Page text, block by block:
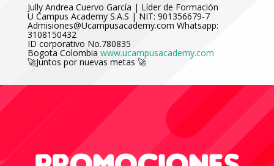
Jully Andrea Cuervo García | Líder de Formación
U Campus Academy S.A.S | NIT: 901356679-7
Admisiones@Ucampusacademy.com Whatsapp:
3108150432
ID corporativo No.780835
Bogota Colombia www.ucampusacademy.com
🚀Juntos por nuevas metas 🚀